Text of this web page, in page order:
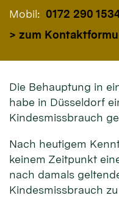
Mobil: 0172 290
> zum
Die Behauptung in
habe in Düsseldorf
Kindesmissbrauch
Nach heutigem
keinem Zeitpunkt
nach damals
Kindesmissbrauch